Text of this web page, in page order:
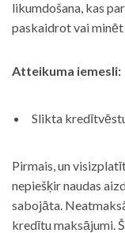
likumdošana, kas
paskaidrot vai
Atteikuma iemesli:
Slikta
Pirmais, un
nepiešķir naudas
sabojāta.
kredītu maksājumi.